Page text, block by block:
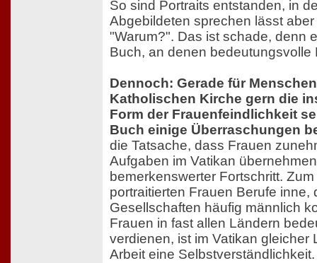
So sind Portraits entstanden, in
Abgebildeten sprechen lässt
"Warum?". Das ist schade, denn
Buch, an denen bedeutungsvolle
Dennoch: Gerade für
Katholischen Kirche gern die
Form der Frauenfeindlichkeit
Buch einige Überraschungen
die Tatsache, dass Frauen
Aufgaben im Vatikan
bemerkenswerter Fortschritt.
portraitierten Frauen Berufe inne,
Gesellschaften häufig männlich
Frauen in fast allen Ländern
verdienen, ist im Vatikan gleicher
Arbeit eine Selbstverständlichkeit.